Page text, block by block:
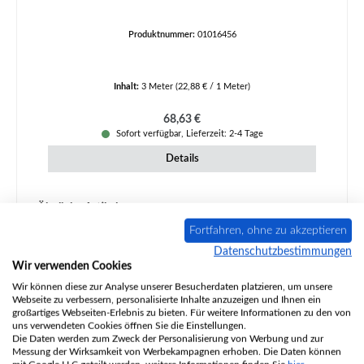
Produktnummer: 01016456
Inhalt: 3 Meter (22,88 € / 1 Meter)
Regulärer Preis:
68,63 €
Sofort verfügbar, Lieferzeit: 2-4 Tage
Details
Produktgalerie überspringen
Fortfahren, ohne zu akzeptieren
Datenschutzbestimmungen
Wir verwenden Cookies
Wir können diese zur Analyse unserer Besucherdaten platzieren, um unsere
Webseite zu verbessern, personalisierte Inhalte anzuzeigen und Ihnen ein
großartiges Webseiten-Erlebnis zu bieten. Für weitere Informationen zu den von
uns verwendeten Cookies öffnen Sie die Einstellungen.
Die Daten werden zum Zweck der Personalisierung von Werbung und zur
Messung der Wirksamkeit von Werbekampagnen erhoben. Die Daten können